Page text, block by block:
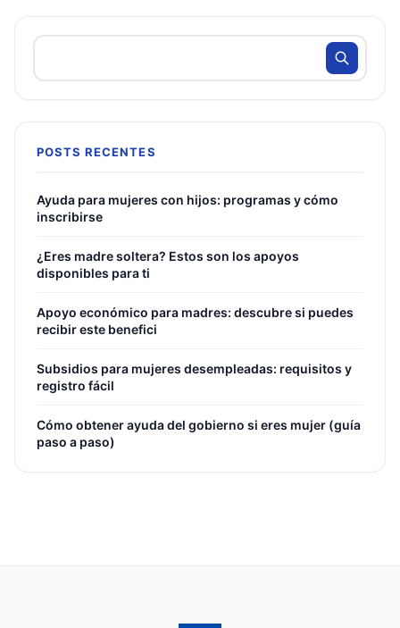
POSTS RECENTES
Ayuda para mujeres con hijos: programas y cómo
inscribirse
¿Eres madre soltera? Estos son los apoyos
disponibles para ti
Apoyo económico para madres: descubre si puedes
recibir este benefici
Subsidios para mujeres desempleadas: requisitos y
registro fácil
Cómo obtener ayuda del gobierno si eres mujer (guía
paso a paso)